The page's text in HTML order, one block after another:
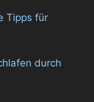
Tipps für
durch